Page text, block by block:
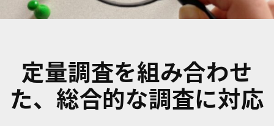
定量調査を組み合わせ
た、総合的な調査に対応